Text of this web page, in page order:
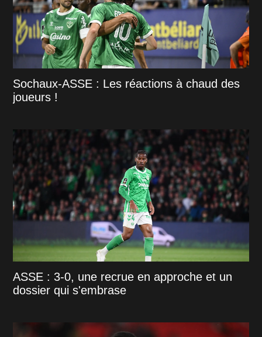
Sochaux-ASSE : Les réactions à chaud des
joueurs !
ASSE : 3-0, une recrue en approche et un
dossier qui s'embrase